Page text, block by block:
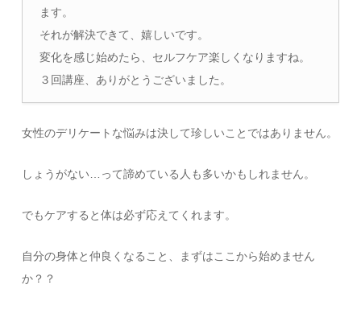
ます。
それが解決できて、嬉しいです。
変化を感じ始めたら、セルフケア楽しくなりますね。
３回講座、ありがとうございました。
女性のデリケートな悩みは決して珍しいことではありません。
しょうがない…って諦めている人も多いかもしれません。
でもケアすると体は必ず応えてくれます。
自分の身体と仲良くなること、まずはここから始めません
か？？